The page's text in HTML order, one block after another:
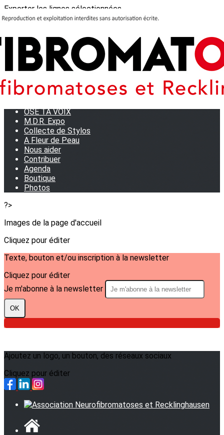
Exporter les lignes sélectionnées
Exporter toutes les colonnes
Journées Partage 2026 - La Rochelle
Les manifestations
OSE TA VOIX
M.D.R. Expo
Collecte de Stylos
A Fleur de Peau
Nous aider
Contribuer
Agenda
Boutique
Photos
?>
Images de la page d'accueil
Cliquez pour éditer
Texte, bouton et/ou inscription à la newsletter
Cliquez pour éditer
Je m'abonne à la newsletter
OK
Ajoutez un logo, un bouton, des réseaux sociaux
Cliquez pour éditer